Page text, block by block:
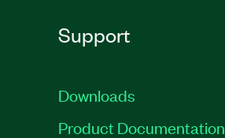
Support
Downloads
Product Documentation